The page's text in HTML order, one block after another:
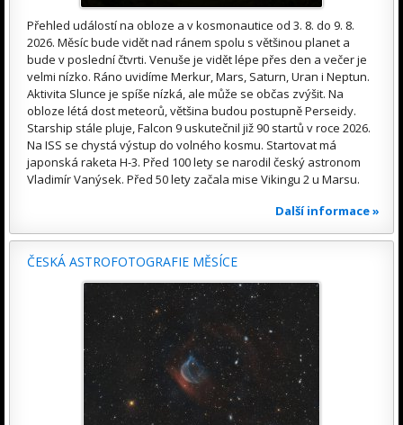
Přehled událostí na obloze a v kosmonautice od 3. 8. do 9. 8.
2026. Měsíc bude vidět nad ránem spolu s většinou planet a
bude v poslední čtvrti. Venuše je vidět lépe přes den a večer je
velmi nízko. Ráno uvidíme Merkur, Mars, Saturn, Uran i Neptun.
Aktivita Slunce je spíše nízká, ale může se občas zvýšit. Na
obloze létá dost meteorů, většina budou postupně Perseidy.
Starship stále pluje, Falcon 9 uskutečnil již 90 startů v roce 2026.
Na ISS se chystá výstup do volného kosmu. Startovat má
japonská raketa H-3. Před 100 lety se narodil český astronom
Vladimír Vanýsek. Před 50 lety začala mise Vikingu 2 u Marsu.
Další informace »
ČESKÁ ASTROFOTOGRAFIE MĚSÍCE